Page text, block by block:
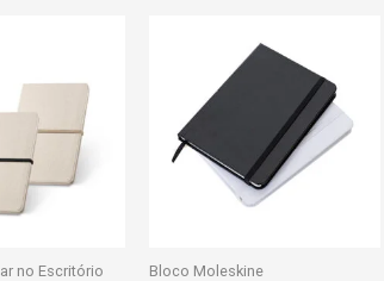
no Escritório Bloco Moleskine